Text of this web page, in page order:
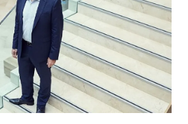
Facebook LinkedIn
Whatsapp